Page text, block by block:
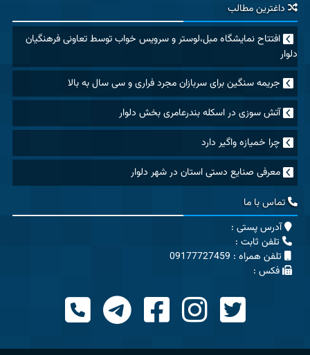
داغترین مطالب
افتتاح نمایشگاه مبل،لوستر و سرویس خواب توسط تعاونی فرهنگیان
دلوار
جریمه سنگین برای سربازان مجرد فراری و سی سال به بالا
آتش سوزی در اسکله بندرعامری بخش دلوار
چرا خمیازه واگیر دارد
معرفی صنایع دستی استان در شهر دلوار
تماس با ما
آدرس پستی :
تلفن ثابت :
تلفن همراه : 09177727459
فکس :